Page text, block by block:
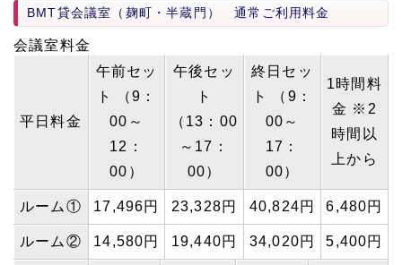
BMT貸会議室（麹町・半蔵門） 通常ご利用料金
会議室料金
平日料金
午前セッ
ト （9：
00～
12：
00）
午後セッ
ト
（13：00
～17：
00）
終日セッ
ト （9：
00～
17：
00）
1時間料
金 ※2
時間以
上から
ルーム① 17,496円 23,328円 40,824円 6,480円
ルーム② 14,580円 19,440円 34,020円 5,400円